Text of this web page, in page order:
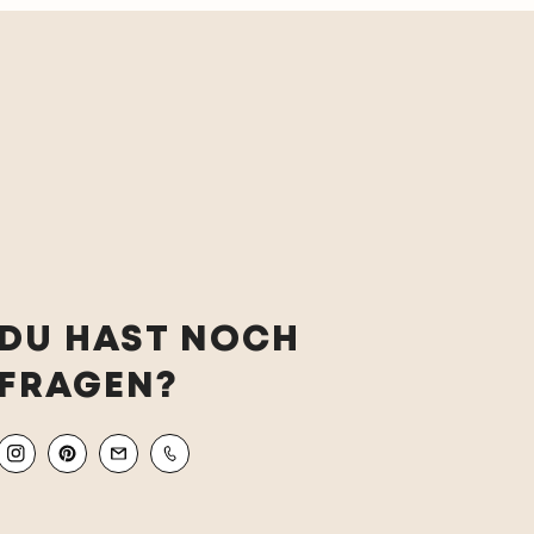
HAST NOCH
Instagram
Pinterest
Email Mobile